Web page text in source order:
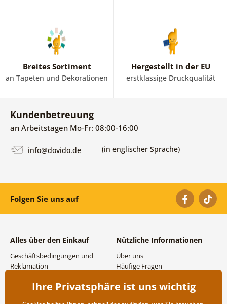
Breites Sortiment
an Tapeten und Dekorationen
Hergestellt in der EU
erstklassige Druckqualität
Kundenbetreuung
an Arbeitstagen Mo-Fr: 08:00-16:00
info@dovido.de (in englischer Sprache)
Folgen Sie uns auf
Alles über den Einkauf
Geschäftsbedingungen und
Reklamation
Versand- und
Nützliche Informationen
Über uns
Häufige Fragen
Großhandel und
Ihre Privatsphäre ist uns wichtig